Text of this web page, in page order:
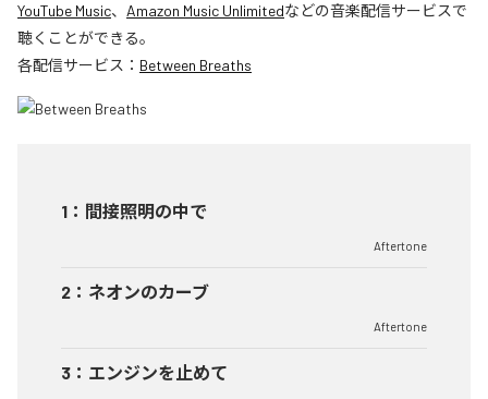
YouTube Music、 Amazon Music Unlimitedなどの音楽配信サービスで
聴くことができる。
各配信サービス： Between Breaths
1 ： 間接照明の中で
Aftertone
2 ： ネオンのカーブ
Aftertone
3 ： エンジンを止めて